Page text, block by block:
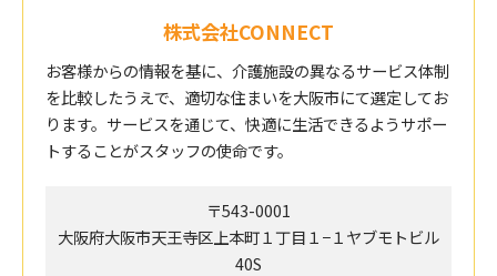
株式会社CONNECT
お客様からの情報を基に、介護施設の異なるサービス体制
を比較したうえで、適切な住まいを大阪市にて選定してお
ります。サービスを通じて、快適に生活できるようサポー
トすることがスタッフの使命です。
〒543-0001
大阪府大阪市天王寺区上本町１丁目１−１ヤブモトビル
40S